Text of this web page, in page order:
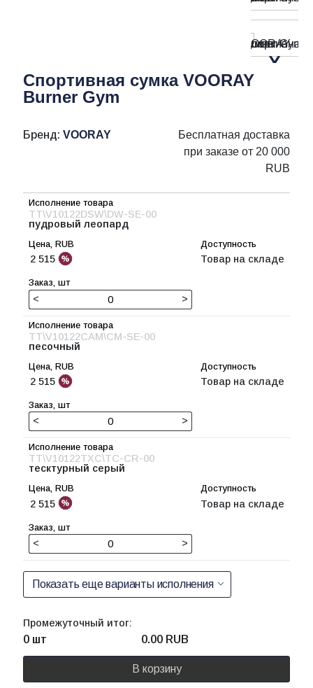
Спортивная сумка VOORAY
Burner Gym
Бренд: VOORAY
Бесплатная доставка
при заказе от 20 000
RUB
TT\V10122DSW\DW-SE-00
пудровый леопард
2 515 Товар на складе
< >
TT\V10122CAM\CM-SE-00
песочный
2 515 Товар на складе
< >
TT\V10122TXC\TC-CR-00
тесктурный серый
2 515 Товар на складе
< >
Показать еще варианты исполнения
Промежуточный итог:
0 шт 0.00 RUB
В корзину